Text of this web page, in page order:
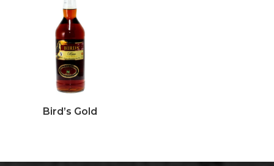
Bird’s Gold